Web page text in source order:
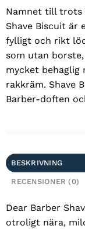
Namnet till trots
Shave Biscuit är
fylligt och rikt
som utan
mycket behaglig
rakkräm. Shave
Barber-doften
BESKRIVNING
RECENSIONER (0)
Dear Barber
otroligt nära,